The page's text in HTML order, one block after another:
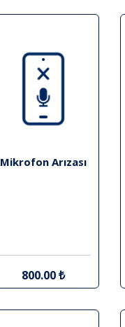
Mikrofon Arızası
800.00 ₺